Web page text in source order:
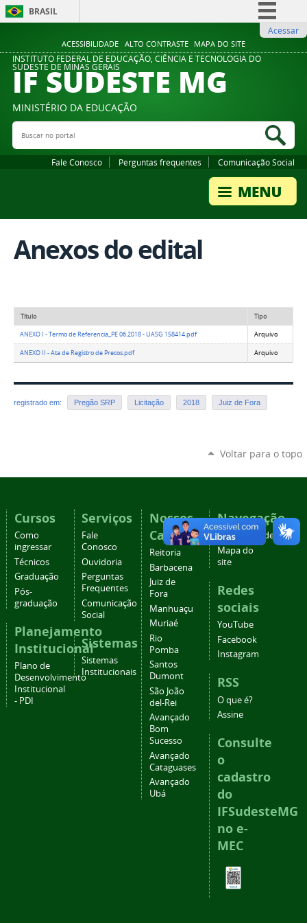
ACESSIBILIDADE ALTO CONTRASTE MAPA DO SITE
BRASIL
Comunica BR
Participe
Legislação
Acessar
INSTITUTO FEDERAL DE EDUCAÇÃO, CIÊNCIA E TECNOLOGIA DO
SUDESTE DE MINAS GERAIS
IF SUDESTE MG
MINISTÉRIO DA EDUCAÇÃO
Buscar no portal
Fale Conosco Perguntas frequentes Comunicação Social
Anexos do edital
Título Tipo
ANEXO I - Termo de Referencia_PE 06.2018 - UASG 158414.pdf Arquivo
ANEXO II - Ata de Registro de Precos.pdf Arquivo
registrado em: Pregão SRP Licitação 2018 Juiz de Fora
Voltar para o topo
Cursos
Como
ingressar
Técnicos
Graduação
Pós-
graduação
Planejamento
Institucional
Plano de
Desenvolvimento
Institucional
- PDI
Serviços
Fale
Conosco
Ouvidoria
Perguntas
Frequentes
Comunicação
Social
Sistemas
Sistemas
Institucionais
Nossos
Campi
Reitoria
Barbacena
Juiz de
Fora
Manhuaçu
Muriaé
Rio
Pomba
Santos
Dumont
São João
del-Rei
Avançado
Bom
Sucesso
Avançado
Cataguases
Avançado
Ubá
Navegação
Acessibilidade
Mapa do
site
Redes
sociais
YouTube
Facebook
Instagram
RSS
O que é?
Assine
Consulte
o
cadastro
do
IFSudesteMG
no e-
MEC